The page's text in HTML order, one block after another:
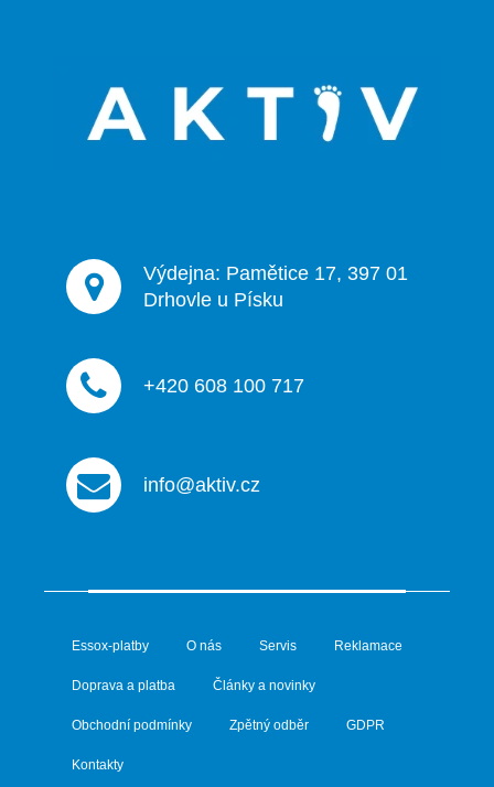
Výdejna: Pamětice 17, 397 01
Drhovle u Písku
+420 608 100 717
info@aktiv.cz
Essox-platby O nás Servis Reklamace
Doprava a platba Články a novinky
Obchodní podmínky Zpětný odběr GDPR
Kontakty